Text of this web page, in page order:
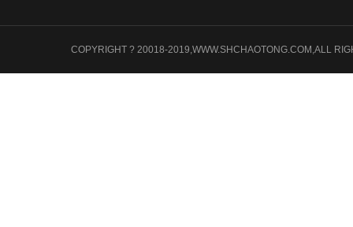
COPYRIGHT ? 20018-2019,WWW.SHCHAOTONG.COM,ALL